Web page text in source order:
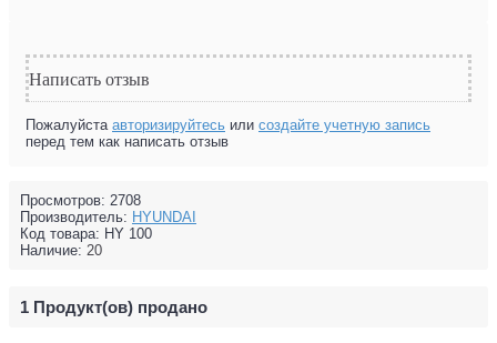
Написать отзыв
Пожалуйста авторизируйтесь или создайте учетную запись
перед тем как написать отзыв
Просмотров: 2708
Производитель: HYUNDAI
Код товара: HY 100
Наличие: 20
1 Продукт(ов) продано